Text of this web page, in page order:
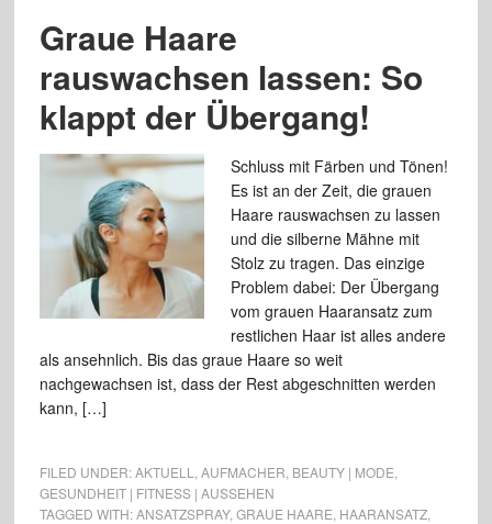
Graue Haare
rauswachsen lassen: So
klappt der Übergang!
Schluss mit Färben und Tönen!
Es ist an der Zeit, die grauen
Haare rauswachsen zu lassen
und die silberne Mähne mit
Stolz zu tragen. Das einzige
Problem dabei: Der Übergang
vom grauen Haaransatz zum
restlichen Haar ist alles andere
als ansehnlich. Bis das graue Haare so weit
nachgewachsen ist, dass der Rest abgeschnitten werden
kann, […]
FILED UNDER:AKTUELL AUFMACHER BEAUTY | MODE
GESUNDHEIT | FITNESS | AUSSEHEN
TAGGED WITH:ANSATZSPRAY, GRAUE HAARE HAARANSATZ,